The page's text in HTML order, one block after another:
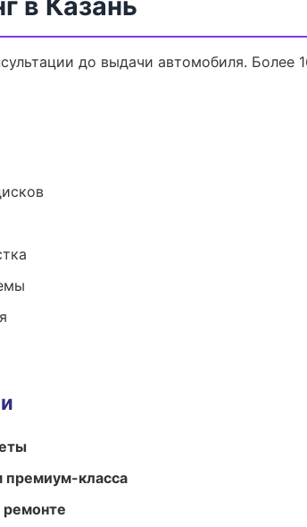
до выдачи автомобиля. Более
премиум-класса
ремонте